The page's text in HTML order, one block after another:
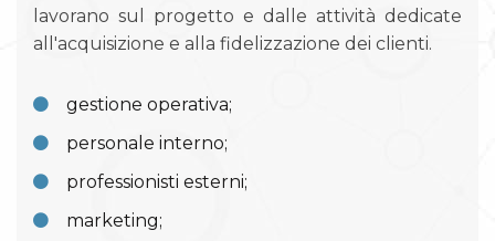
lavorano sul progetto e dalle attività dedicate
all'acquisizione e alla fidelizzazione dei clienti.
gestione operativa;
personale interno;
professionisti esterni;
marketing;